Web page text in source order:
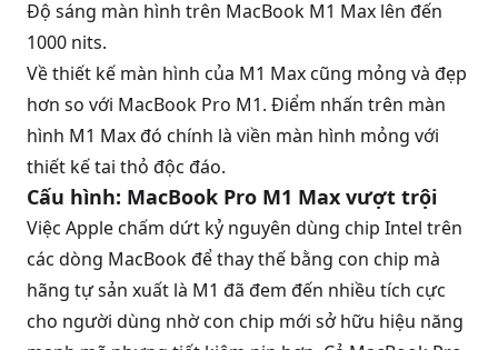
Độ sáng màn hình trên MacBook M1 Max lên đến
1000 nits.
Về thiết kế màn hình của M1 Max cũng mỏng và đẹp
hơn so với MacBook Pro M1. Điểm nhấn trên màn
hình M1 Max đó chính là viền màn hình mỏng với
thiết kế tai thỏ độc đáo.
Cấu hình: MacBook Pro M1 Max vượt trội
Việc Apple chấm dứt kỷ nguyên dùng chip Intel trên
các dòng MacBook để thay thế bằng con chip mà
hãng tự sản xuất là M1 đã đem đến nhiều tích cực
cho người dùng nhờ con chip mới sở hữu hiệu năng